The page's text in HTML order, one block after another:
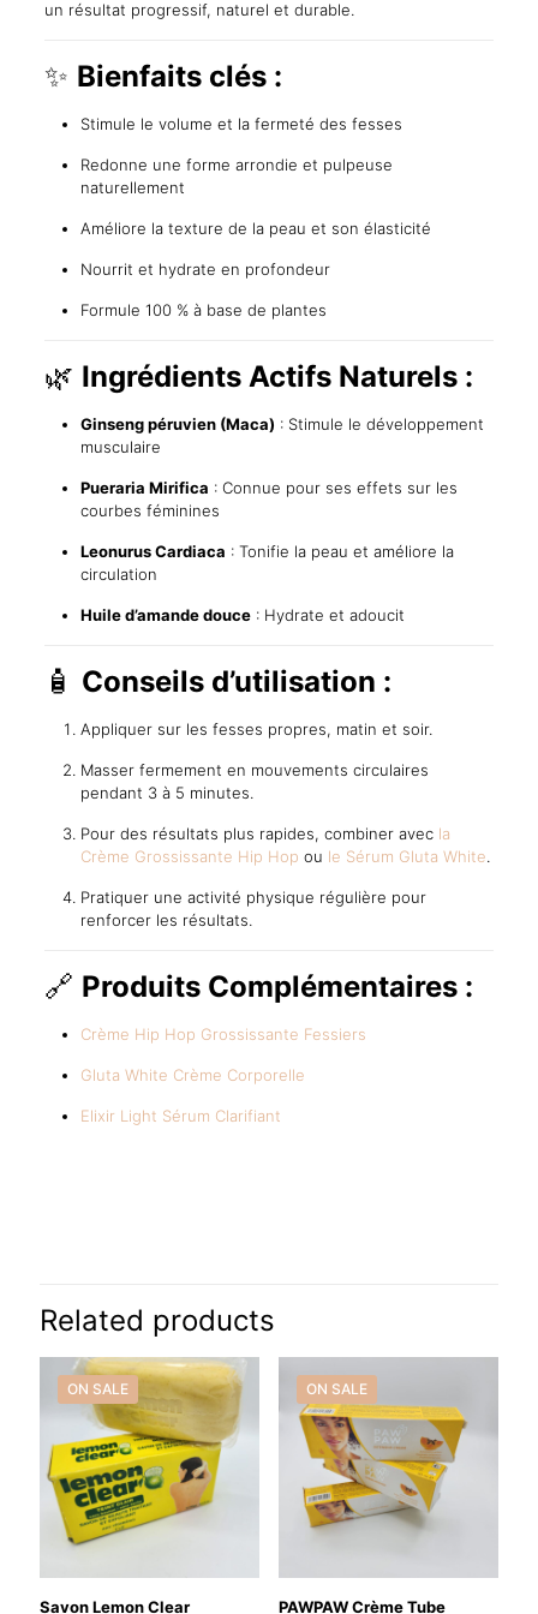
un résultat progressif, naturel et durable.
✨ Bienfaits clés :
Stimule le volume et la fermeté des fesses
Redonne une forme arrondie et pulpeuse
naturellement
Améliore la texture de la peau et son élasticité
Nourrit et hydrate en profondeur
Formule 100 % à base de plantes
🌿 Ingrédients Actifs Naturels :
Ginseng péruvien (Maca) : Stimule le développement
musculaire
Pueraria Mirifica : Connue pour ses effets sur les
courbes féminines
Leonurus Cardiaca : Tonifie la peau et améliore la
circulation
Huile d’amande douce: Hydrate et adoucit
🧴 Conseils d’utilisation :
Appliquer sur les fesses propres, matin et soir.
Masser fermement en mouvements circulaires
pendant 3 à 5 minutes.
Pour des résultats plus rapides, combiner avec la
Crème Grossissante Hip Hop ou le Sérum Gluta White.
Pratiquer une activité physique régulière pour
renforcer les résultats.
🔗 Produits Complémentaires :
Crème Hip Hop Grossissante Fessiers
Gluta White Crème Corporelle
Elixir Light Sérum Clarifiant
Gros Fesses – Plus Pulpeuses &
Rebondies Naturellement 100ml”
Your email address will not be published. Required fields are
marked*
Your rating*
Related products
ON SALE
Savon Lemon Clear
ON SALE
PAWPAW Crème Tube